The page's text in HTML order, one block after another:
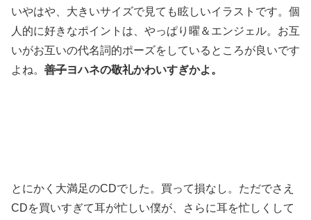
いやはや、大きいサイズで見ても眩しいイラストです。個
人的に好きなポイントは、やっぱり曜＆エンジェル。お互
いがお互いの代名詞的ポーズをしているところが良いです
よね。 善子ヨハネの敬礼かわいすぎかよ。
とにかく大満足のCDでした。買って損なし。ただでさえ
CDを買いすぎて耳が忙しい僕が、さらに耳を忙しくして